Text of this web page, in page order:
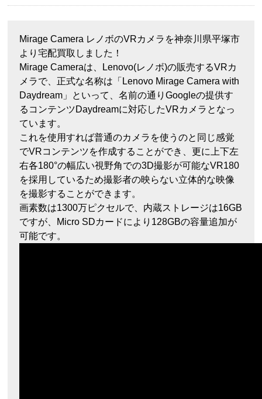
Mirage Camera レノボのVRカメラを神奈川県平塚市
より宅配買取しました！
Mirage Cameraは、Lenovo(レノボ)の販売するVRカ
メラで、正式な名称は「Lenovo Mirage Camera with
Daydream」といって、名前の通りGoogleの提供す
るコンテンツDaydreamに対応したVRカメラとなっ
ています。
これを使用すれば普通のカメラを使うのと同じ感覚
でVRコンテンツを作成することができ、更に上下左
右各180°の幅広い視野角での3D撮影が可能なVR180
を採用しているため撮影者の映らない立体的な映像
を撮影することができます。
画素数は1300万ピクセルで、内蔵ストレージは16GB
ですが、Micro SDカードにより128GBの容量追加が
可能です。